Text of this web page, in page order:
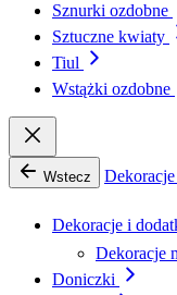
Sznurki ozdobne
Sztuczne kwiaty
Tiul
Wstążki ozdobne
Wstecz
Dekoracje i
Dekoracje
Doniczki